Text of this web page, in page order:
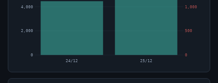
0
2,000
4,000
0
500
1,000
24/12 25/12